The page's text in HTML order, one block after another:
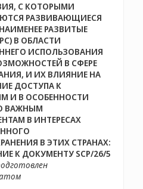
С КОТОРЫМИ
РАЗВИВАЮЩИЕСЯ
РАЗВИТЫЕ
В ОБЛАСТИ
ИСПОЛЬЗОВАНИЯ
В СФЕРЕ
И ИХ ВЛИЯНИЕ НА
ДОСТУПА К
И В ОСОБЕННОСТИ
ВАЖНЫМ
В ИНТЕРЕСАХ
В ЭТИХ СТРАНАХ:
К ДОКУМЕНТУ SCP/26/5